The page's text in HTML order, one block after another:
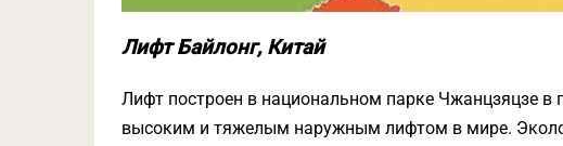
Лифт Байлонг, Китай
Лифт построен в национальном парке Чжанцзяцзе в
высоким и тяжелым наружным лифтом в мире.